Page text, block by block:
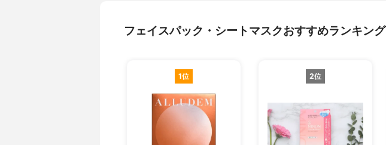
フェイスパック・シートマスクおすすめランキング
1位 2位